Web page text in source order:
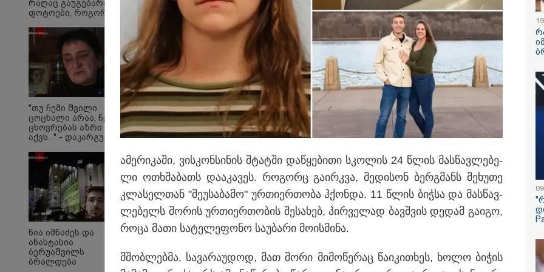
მეცნიერთა პროგნოზით, დაახლოებით 4 ტონა მასის
მქონე ნაწილი მთვარეს დაახლოებით 8 700 კმ/სთ
სიჩქარით უნდა შეჯახებოდა
გამოქვეყნდა
რაკეტის
მთვარესთან
ამსახველი
ორბიტალურმა
მთვარის
შეჯახებამდე და
შემდეგ
მიიღო თუ არა
"მეტასგან" რაიმე
მონაცემები? -
კითხვაზე ნია
ადვოკატი
მკვლელობა
ეთერში:
"ტიკტოკერს"
ესროლეს, ის
გარდაიცვალა -
რაღაც გაუგებარი
ფოტოები, როგორ
შესაძლებელია თუ
არა ამ ფუნქციის
წაშლა?
"თუ ჩემი შვილი
ცოცხალი არაა, ჩემს
ცხოვრებას აზრი არ
აქვს..." - დაკარგული
დედის ემოციური
მიმართვა
ნია იმნაძეს და
ანასტასია
ბერუაშვილს
ბრალდება
ამე­რი­კა­ში, ვის­კონ­სი­ნის შტატ­ში და­წყე­ბი­თი სკო­ლის 24 წლის მას­წავ­ლე­ბე­
ლი ოთხშა­ბათს და­ა­კა­ვეს. რო­გორც გა­ირ­კვა, მე­დი­სონ ბერ­გმანს მე­ხუ­თე
კლა­სელ­თან "შე­უ­სა­ბა­მო" ურ­თი­ერ­თო­ბა ჰქონ­და. 11 წლის ბი­ჭ­სა და მას­წავ­
ლე­ბელს შო­რის ურ­თი­ერ­თო­ბის შე­სა­ხებ, პირ­ვე­ლად ბავ­შვის დე­დამ გა­ი­გო,
როცა მათი სა­ტე­ლე­ფო­ნო სა­უ­ბა­რი მო­ის­მი­ნა.
მშობ­ლებ­მა, სა­ვა­რა­უ­დოდ, მათ შორი მი­მო­წე­რაც წა­ი­კი­თხეს, ხოლო ბი­ჭის